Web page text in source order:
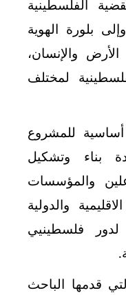
الفلسطينية
بلورة الهوية
والإنسان،
لمختلف
للمشروع
بناء وتشكيل
والمؤسسات
والدولية
لدور فلسطينيي
قدمها الباحث